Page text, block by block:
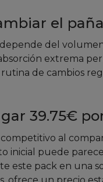
el
del
extrema
de cambios
39.75€
al
inicial puede
este pack en una